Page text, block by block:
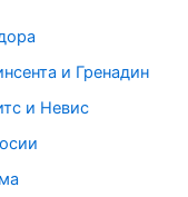
и Гренадин
и Невис